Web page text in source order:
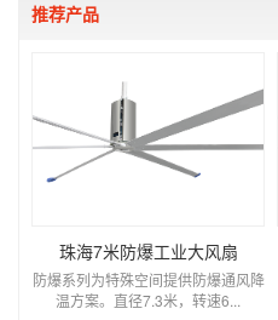
推荐产品
珠海7米防爆工业大风扇
防爆系列为特殊空间提供防爆通风降
温方案。直径7.3米，转速6...